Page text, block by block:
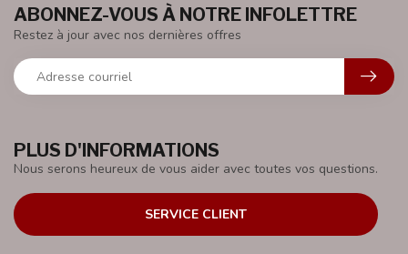
PLUS D'INFORMATIONS
Nous serons heureux de vous aider avec toutes vos questions.
SERVICE CLIENT
ABONNEZ-VOUS À NOTRE INFOLETTRE
Restez à jour avec nos dernières offres